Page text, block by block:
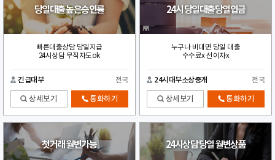
당일대출 높은승인률
빠른대출상담 당일지급
24시상담 무직자도ok
긴급대부 전국
상세보기 통화하기
24시 당일대출당일입금
누구나 비대면 당일 대출
수수료x 선이자x
24시대부소상중개 전국
상세보기 통화하기
첫거래 월변가능 24시상담 당일 월변상품